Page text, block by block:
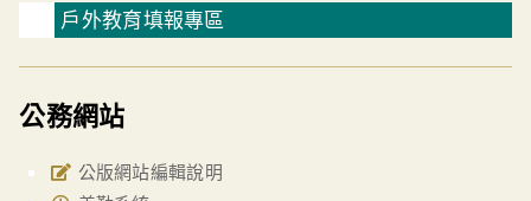
戶外教育填報專區
公務網站
公版網站編輯說明